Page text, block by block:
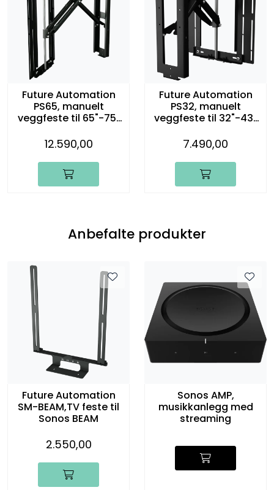
Future Automation
PS65, manuelt
veggfeste til 65"-75"
12.590,00
Future Automation
PS32, manuelt
veggfeste til 32"-43"
7.490,00
Anbefalte produkter
Future Automation
SM-BEAM,TV feste til
Sonos BEAM
2.550,00
Sonos AMP,
musikkanlegg med
streaming